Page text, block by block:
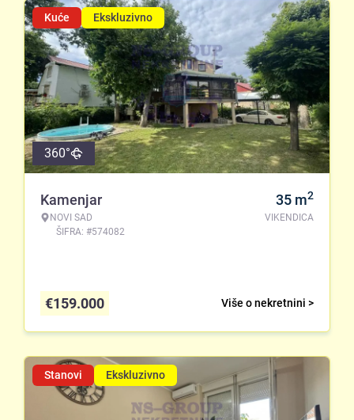
Kuće Ekskluzivno
360°
Kamenjar
NOVI SAD
ŠIFRA: #574082
35 m2
VIKENDICA
Više o nekretnini >
€159.000
Stanovi Ekskluzivno